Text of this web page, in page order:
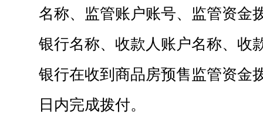
名称、监管账户账号、监管资金
银行名称、收款人账户名称、收
银行在收到商品房预售监管资金
日内完成拨付。